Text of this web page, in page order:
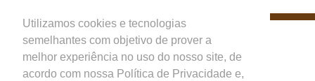
Utilizamos cookies e tecnologias
semelhantes com objetivo de prover a
melhor experiência no uso do nosso site, de
acordo com nossa Política de Privacidade e,